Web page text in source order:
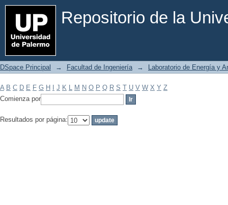
Repositorio de la
Filtrar por: Materia
DSpace Principal → Facultad de Ingeniería → Laboratorio de Energía y
A B C D E F G H J K L M N O P Q R S T U V W X Y Z
Comienza por
Resultados por página: